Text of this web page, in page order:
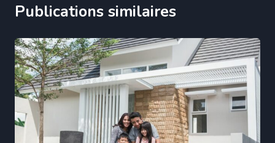
Publications similaires